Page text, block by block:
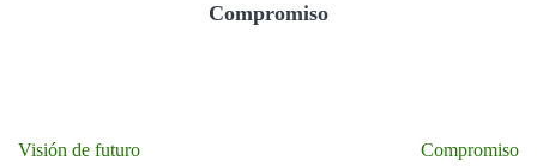
Compromiso
Navegación
Visión de futuro Compromiso